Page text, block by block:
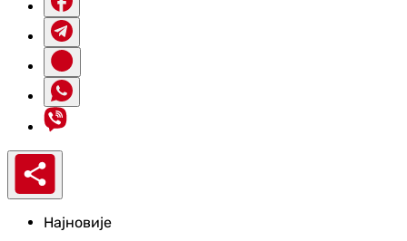
Најновије